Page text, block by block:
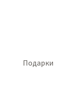
Подарки